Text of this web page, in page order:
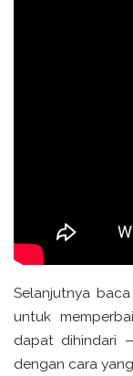
Selanjutnya
untuk
dapat dihindari
dengan cara